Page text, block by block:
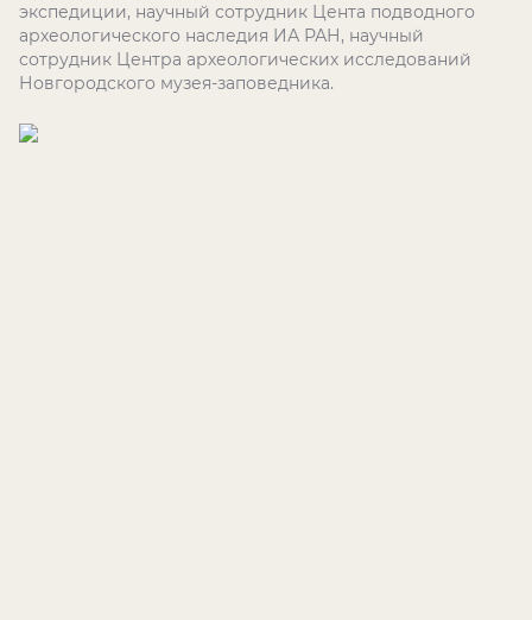
экспедиции, научный сотрудник Цента подводного
археологического наследия ИА РАН, научный
сотрудник Центра археологических исследований
Новгородского музея-заповедника.